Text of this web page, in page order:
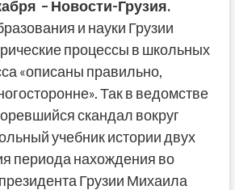
– Новости-Грузия.
и науки Грузии
процессы в школьных
«описаны правильно,
Так в ведомстве
скандал вокруг
учебник истории двух
периода нахождения во
Грузии Михаила